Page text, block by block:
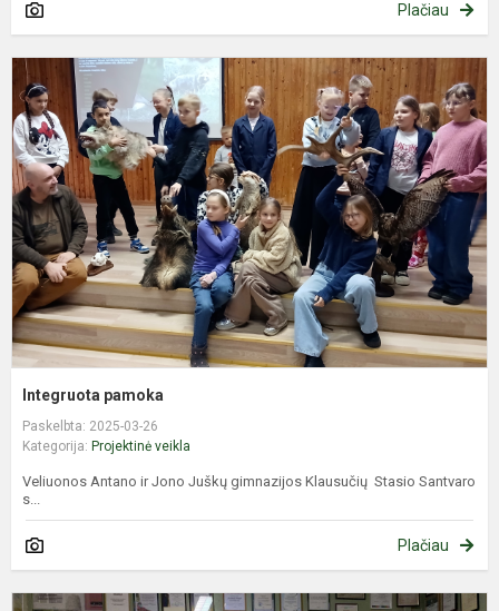
Plačiau
Integruota pamoka
Paskelbta: 2025-03-26
Kategorija: Projektinė veikla
Veliuonos Antano ir Jono Juškų gimnazijos Klausučių Stasio Santvaro
s...
Plačiau